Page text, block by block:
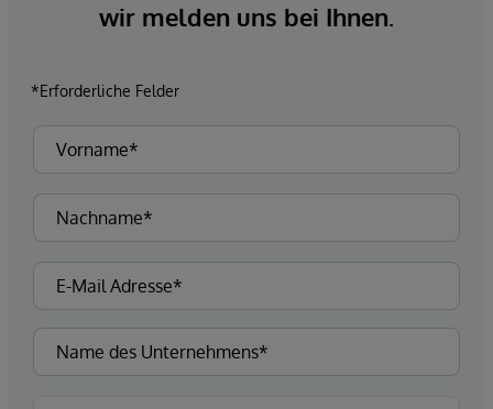
wir melden uns bei Ihnen.
*Erforderliche Felder